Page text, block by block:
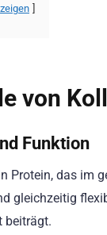
von
Funktion
Protein, das im
gleichzeitig
beiträgt.